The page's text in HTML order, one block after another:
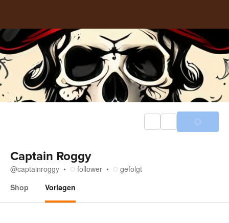
Captain Roggy
@captainroggy follower
gefolgt
Shop
Vorlagen